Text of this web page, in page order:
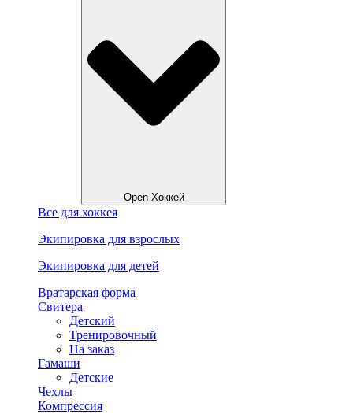
Open Хоккей
Все для хоккея
Экипировка для взрослых
Экипировка для детей
Вратарская форма
Свитера
Детский
Тренировочный
На заказ
Гамаши
Детские
Чехлы
Компрессия